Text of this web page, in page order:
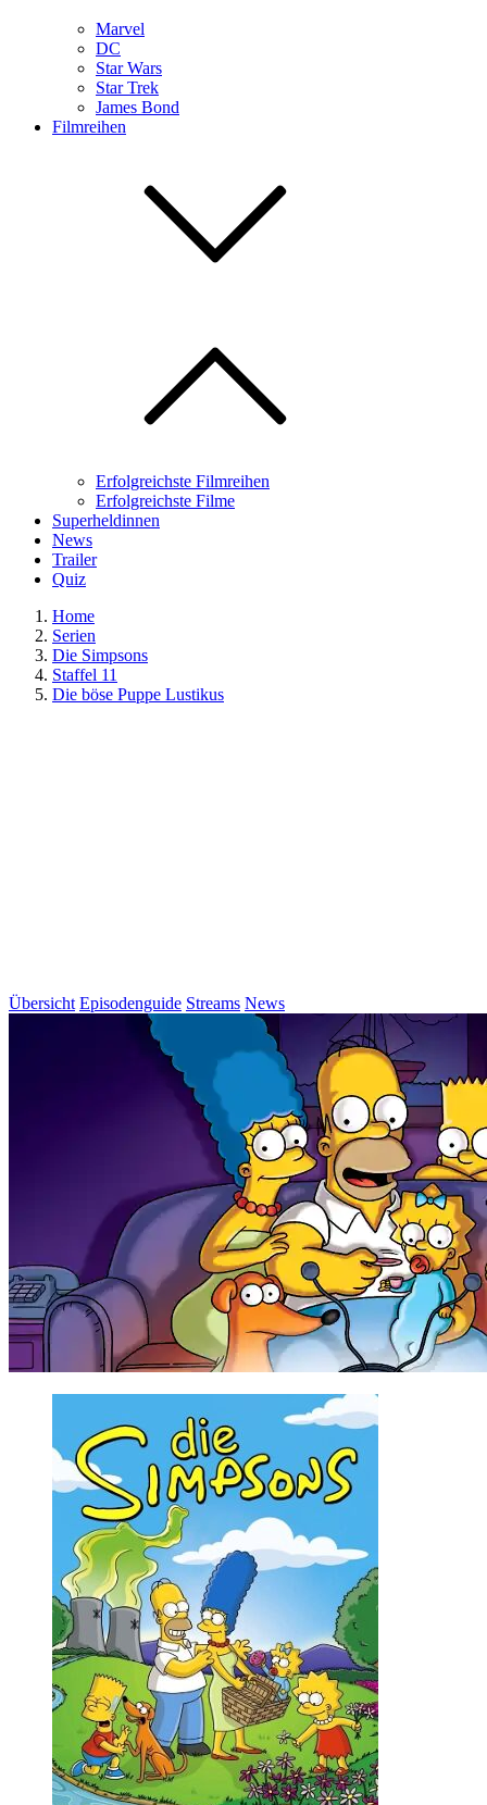
Marvel
DC
Star Wars
Star Trek
James Bond
Filmreihen
Erfolgreichste Filmreihen
Erfolgreichste Filme
Superheldinnen
News
Trailer
Quiz
Home
Serien
Die Simpsons
Staffel 11
Die böse Puppe Lustikus
Übersicht Episodenguide Streams News